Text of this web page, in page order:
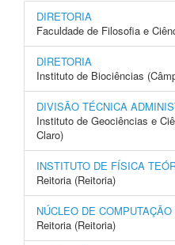
DIRETORIA
Faculdade de Filosofia e
DIRETORIA
Instituto de Biociências
DIVISÃO TÉCNICA
Instituto de Geociências e
Claro)
INSTITUTO DE FÍSICA
Reitoria (Reitoria)
NÚCLEO DE
Reitoria (Reitoria)